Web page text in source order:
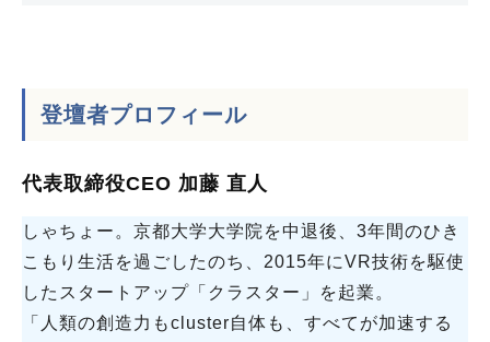
登壇者プロフィール
代表取締役CEO 加藤 直人
しゃちょー。京都大学大学院を中退後、3年間のひき
こもり生活を過ごしたのち、2015年にVR技術を駆使
したスタートアップ「クラスター」を起業。
「人類の創造力もcluster自体も、すべてが加速する